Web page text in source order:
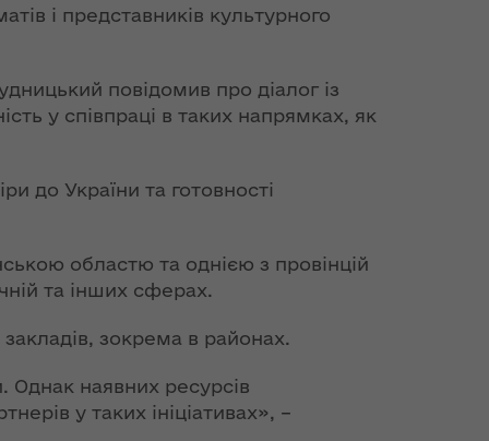
і представників культурного
повідомив про діалог із
у співпраці в таких напрямках, як
до України та готовності
областю та однією з провінцій
та інших сферах.
зокрема в районах.
Однак наявних ресурсів
у таких ініціативах», –